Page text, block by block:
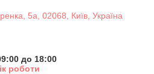
5а, 02068, Київ, Україна
до 18:00
роботи